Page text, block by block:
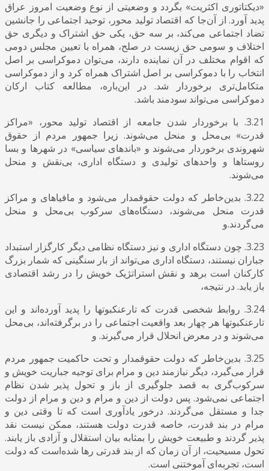
«دیکتاتوری اکثریت» بگردد و وضعیتی از نوع وضعیت امروز عراق
پدید آورد. از آن‌جا که اقتصاد تولید محور، توحید اجتماعی را جانشین
تضاد اجتماعی می‌کند، بر سه حق، یکی حق اشتراک و دیگری حق
اختلاف و سومی حق زیست در صلح، همراه با تعیین مجلس دومی
که اقوام مختلف در آن نماینده دارند، می‌توان دموکراسی بر اصل
انتخاب را با دموکراسی بر اصل اشتراک همراه کرد و از دموکراسی
متکامل‌تری برخوردار شد. در این‌باره، مطالعه کتاب ارکان
دموکراسی می‌تواند سودمند باشد.
3.21. با برخوردار شدن جامعه از اقتصاد تولید محور، «مراکز
قدرت» بی‌محل و منحل می‌شوند. زیرا جمهور مردم از حقوق
شهروندی برخوردار می‌شوند و «باندهای سیاسی» در شهرها و بسا
روستاها و واحدهای تولیدی و دستگاه اداری، بی‌نقش و منحل
می‌شوند.
3.22. بدین‌خاطر که دولت حقوقمدار می‌شود و مافیاهای و مراکز
قدرت منحل می‌شوند، دستگاه‌های سرکوب بی‌محل و منحل
می‌گردند.و
3.23. چون دستگاه اداری و نیز دستگاه نظامی دیگر کارگزار استبداد
جباران نیستند، دستگاه اداری می‌تواند از بار سنگینی که شمار بزرگ
کارکنان است برهد و نقش استراتژیک خویش را در رشد اقتصادی
باز یابد. در نتیجه،
3.24. روابط شخصی قدرت که تارعنکبوتها را پدید آورده‌اند و این
تارعنکبوتها هر چهار بعد واقعیت اجتماعی را در برگرفته‌اند، بی‌محل
می‌شوند و در معرض انحلال قرار می‌گیرند. و
3.25. بدین‌خاطر که دولت حقوقمدار و تحت حاکمیت جمهور مردم
قرار می‌گیرد، دیگر نیازمند دین و مرام برای توجیه جباریت خویش و
سرکوب‌گری به قصد جلوگیری از باز و تحول پذیر شدن نظام
اجتماعی نمی‌شود. پس دولت از دین و مرام و دین و مرام از دولت
جدا و مستقل می‌گردند. درخور یادآوری است که تا وقتی دین و
مرام در بند قدرت، خاصه قدرت دولت هستند، ممکن نیست نقد
پذیر گردند و طبیعت خویش را بمثابه بیان استقلال و آزادی باز یابند.
تحول مسیحیت، از آن زمان که از بند قدرتی رها شده‌است که دولت
است، تجربه‌ای آموختنی است.